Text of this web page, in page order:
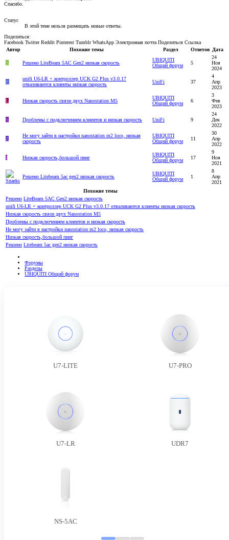
Спасибо.
Статус
В этой теме нельзя размещать новые ответы.
Поделиться:
Facebook Twitter Reddit Pinterest Tumblr WhatsApp Электронная почта Поделиться Ссылка
Автор
Похожие темы Раздел Ответов Дата
S Решено LiteBeam 5AC Gen2 низкая скорость
UBIQUITI
Общий форум
5
24
Ноя
2024
R
unifi U6-LR + контроллер UCK G2 Plus v3.0.17
отваливаются клиенты низкая скорость
UniFi 37
4
Апр
2023
L Низкая скорость связи двух Nanostation M5
UBIQUITI
Общий форум
6
3
Фев
2023
S Проблемы с подключением клиентов и низкая скорость UniFi 9
24
Дек
2022
Z
Не могу зайти в настройки nanostation m2 loco, низкая
скорость
UBIQUITI
Общий форум
11
30
Апр
2022
I Низкая скорость,большой пинг
UBIQUITI
Общий форум
17
9
Ноя
2021
Решено Litebeam 5ac gen2 низкая скорость
UBIQUITI
Общий форум
1
8
Апр
2021
Похожие темы
Решено LiteBeam 5AC Gen2 низкая скорость
unifi U6-LR + контроллер UCK G2 Plus v3.0.17 отваливаются клиенты низкая скорость
Низкая скорость связи двух Nanostation M5
Проблемы с подключением клиентов и низкая скорость
Не могу зайти в настройки nanostation m2 loco, низкая скорость
Низкая скорость,большой пинг
Решено Litebeam 5ac gen2 низкая скорость
Форумы
Разделы
UBIQUITI Общий форум
U7-LITE U7-PRO
U7-LR UDR7
NS-5AC